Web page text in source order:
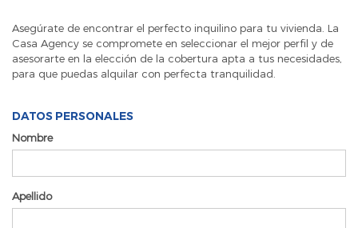
Asegúrate de encontrar el perfecto inquilino para tu vivienda. La
Casa Agency se compromete en seleccionar el mejor perfil y de
asesorarte en la elección de la cobertura apta a tus necesidades,
para que puedas alquilar con perfecta tranquilidad.
DATOS PERSONALES
Nombre
Apellido